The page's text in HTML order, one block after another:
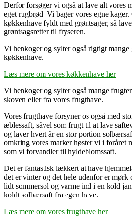
Derfor forsøger vi også at lave alt vores
eget rugbrød. Vi bager vores egne kager.
køkkenhave fyldt med grøntsager, så
grøntsagsretter til fryseren.
Vi henkoger og sylter også rigtigt mange
køkkenhave.
Læs mere om vores køkkenhave her
Vi henkoger og sylter også mange
skoven eller fra vores frugthave.
Vores frugthave forsyner os også med
æblessaft, såvel som frugt til at lave
og laver hvert år en stor portion
omkring vores marker høster vi i foråret
som vi forvandler til hyldeblomssaft.
Det er fantastisk lækkert at have
det er vinter og det hele udenfor er
lidt sommersol og varme ind i en kold
koldt solbærsaft fra egen have.
Læs mere om vores frugthave her